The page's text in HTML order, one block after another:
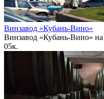
Винзавод «Кубань-Вино»
Винзавод «Кубань-Вино» на
05к.